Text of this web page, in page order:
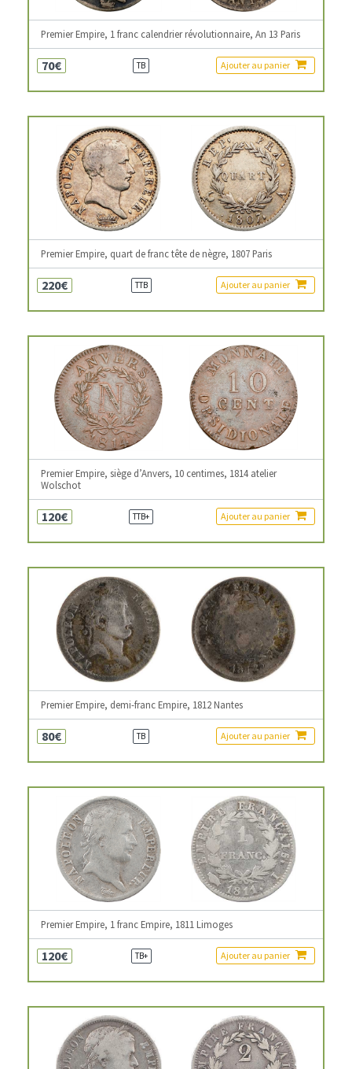
Premier Empire, 1 franc calendrier révolutionnaire, An 13 Paris
70€ TB Ajouter au panier
Premier Empire, quart de franc tête de nègre, 1807 Paris
220€ TTB Ajouter au panier
Premier Empire, siège d’Anvers, 10 centimes, 1814 atelier
Wolschot
120€ TTB+ Ajouter au panier
Premier Empire, demi-franc Empire, 1812 Nantes
80€ TB Ajouter au panier
Premier Empire, 1 franc Empire, 1811 Limoges
120€ TB+ Ajouter au panier